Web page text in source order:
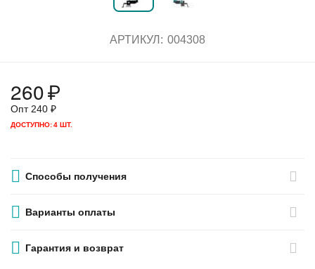
АРТИКУЛ: 004308
260₽
Опт 240 ₽
ДОСТУПНО:4 ШТ.
Способы получения
Варианты оплаты
Гарантия и возврат